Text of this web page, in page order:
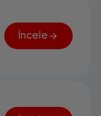
İncele